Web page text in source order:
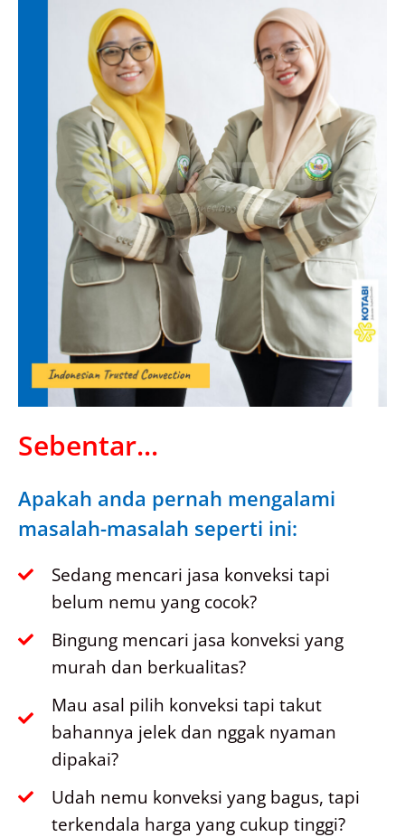
Sebentar...
Apakah anda pernah mengalami
masalah-masalah seperti ini:
Sedang mencari jasa konveksi tapi
belum nemu yang cocok?
Bingung mencari jasa konveksi yang
murah dan berkualitas?
Mau asal pilih konveksi tapi takut
bahannya jelek dan nggak nyaman
dipakai?
Udah nemu konveksi yang bagus, tapi
terkendala harga yang cukup tinggi?